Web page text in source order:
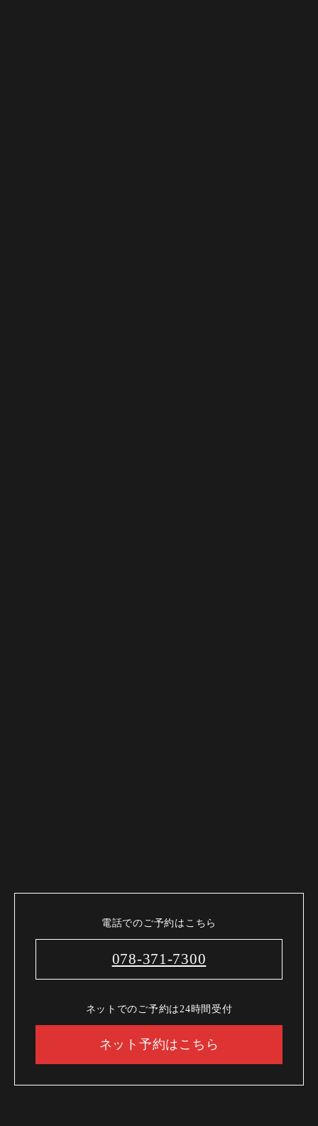
電話でのご予約はこちら
078-371-7300
ネットでのご予約は24時間受付
ネット予約はこちら